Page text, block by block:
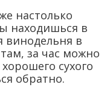
настолько
находишься в
винодельня в
за час можно
сухого
обратно.